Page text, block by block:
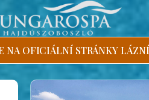
NA OFICIÁLNÍ STRÁNKY LÁZNÍ